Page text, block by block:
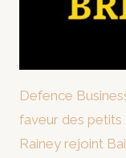
Defence
faveur des petits
Rainey rejoint